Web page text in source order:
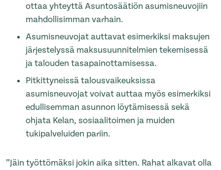
ottaa yhteyttä Asuntosäätiön asumisneuvojiin
mahdollisimman varhain.
Asumisneuvojat auttavat esimerkiksi maksujen
järjestelyssä maksusuunnitelmien tekemisessä
ja talouden tasapainottamisessa.
Pitkittyneissä talousvaikeuksissa
asumisneuvojat voivat auttaa myös esimerkiksi
edullisemman asunnon löytämisessä sekä
ohjata Kelan, sosiaalitoimen ja muiden
tukipalveluiden pariin.
”Jäin työttömäksi jokin aika sitten. Rahat alkavat olla